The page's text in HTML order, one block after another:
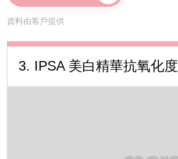
資料由客戶提供
3. IPSA 美白精華抗氧化度